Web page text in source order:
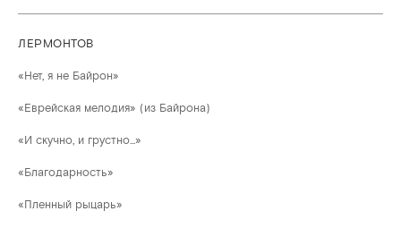
ЛЕРМОНТОВ
«Нет, я не Байрон»
«Еврейская мелодия» (из Байрона)
«И скучно, и грустно...»
«Благодарность»
«Пленный рыцарь»